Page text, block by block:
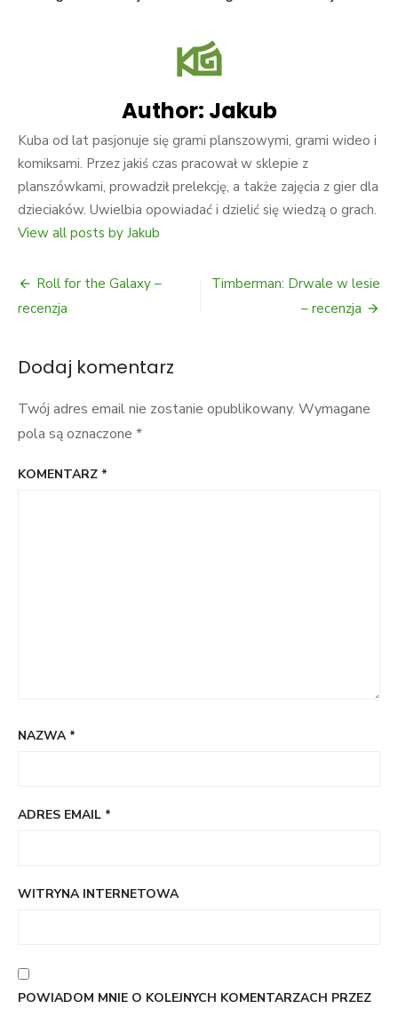
Author: Jakub
Kuba od lat pasjonuje się grami planszowymi, grami wideo i
komiksami. Przez jakiś czas pracował w sklepie z
planszówkami, prowadził prelekcję, a także zajęcia z gier dla
dzieciaków. Uwielbia opowiadać i dzielić się wiedzą o grach.
View all posts by Jakub
Nawigacja
wpisu
Roll for the Galaxy –
recenzja
Timberman: Drwale w lesie
– recenzja
Dodaj komentarz
Twój adres email nie zostanie opublikowany. Wymagane
pola są oznaczone *
KOMENTARZ *
NAZWA *
ADRES EMAIL *
WITRYNA INTERNETOWA
POWIADOM MNIE O KOLEJNYCH KOMENTARZACH PRZEZ